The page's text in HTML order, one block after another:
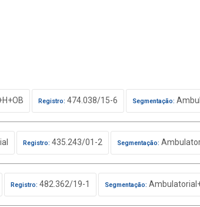
Registro: 474.038/15-6 Segmentação:
Registro: 435.243/01-2 Segmentação:
Registro: 482.362/19-1 Segmentação: